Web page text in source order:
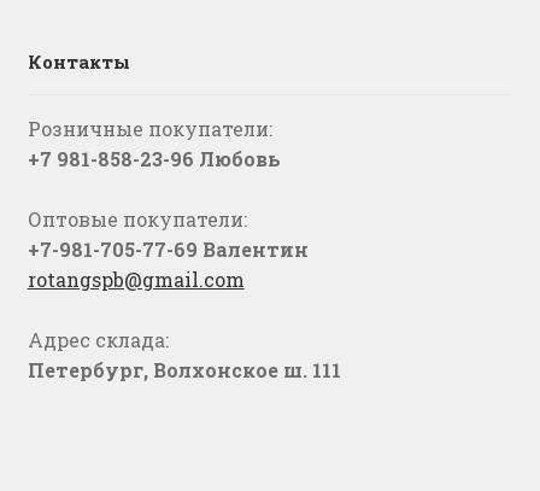
Контакты
Розничные покупатели:
+7 981-858-23-96 Любовь
Оптовые покупатели:
+7-981-705-77-69 Валентин
rotangspb@gmail.com
Адрес склада:
Петербург, Волхонское ш. 111